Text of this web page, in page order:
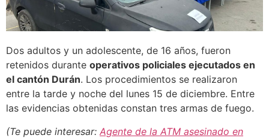
Dos adultos y un adolescente, de 16 años, fueron
retenidos durante operativos policiales ejecutados en
el cantón Durán. Los procedimientos se realizaron
entre la tarde y noche del lunes 15 de diciembre. Entre
las evidencias obtenidas constan tres armas de fuego.
(Te puede interesar: Agente de la ATM asesinado en